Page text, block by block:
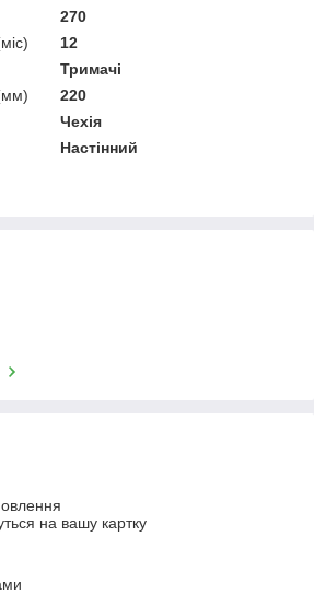
270
12
Тримачі
220
Чехія
Настінний
на вашу картку